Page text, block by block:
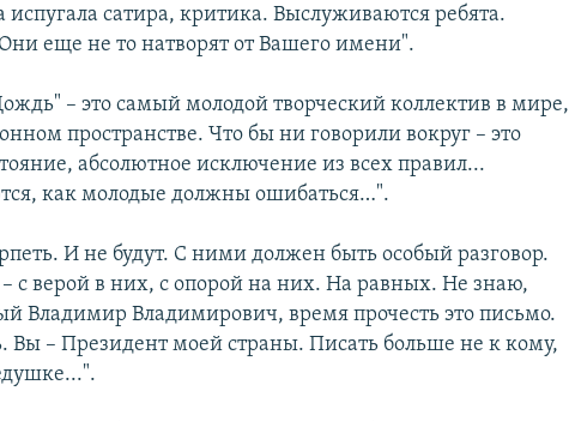
испугала сатира, критика. Выслуживаются ребята.
еще не то натворят от Вашего имени".
– это самый молодой творческий коллектив в мире,
пространстве. Что бы ни говорили вокруг – это
абсолютное исключение из всех правил...
как молодые должны ошибаться…".
И не будут. С ними должен быть особый разговор.
с верой в них, с опорой на них. На равных. Не знаю,
Владимир Владимирович, время прочесть это письмо.
Вы – Президент моей страны. Писать больше не к кому,